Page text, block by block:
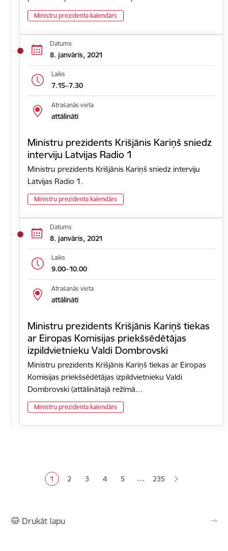
Ministru prezidenta kalendārs
Datums
8. janvāris, 2021
Laiks
7.15–7.30
Atrašanās vieta
attālināti
Ministru prezidents Krišjānis Kariņš sniedz
interviju Latvijas Radio 1
Ministru prezidents Krišjānis Kariņš sniedz interviju
Latvijas Radio 1.
Ministru prezidenta kalendārs
Datums
8. janvāris, 2021
Laiks
9.00–10.00
Atrašanās vieta
attālināti
Ministru prezidents Krišjānis Kariņš tiekas
ar Eiropas Komisijas priekšsēdētājas
izpildvietnieku Valdi Dombrovski
Ministru prezidents Krišjānis Kariņš tiekas ar Eiropas
Komisijas priekšsēdētājas izpildvietnieku Valdi
Dombrovski (attālinātajā režīmā…
Ministru prezidenta kalendārs
Pašreizējā lapa
1 Lapa
2 Lapa
3 Lapa
4 Lapa
5 … 235
Drukāt lapu